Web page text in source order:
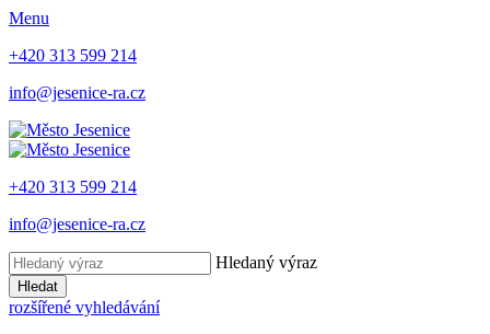
Menu
+420 313 599 214
info@jesenice-ra.cz
+420 313 599 214
info@jesenice-ra.cz
Hledaný výraz
Hledat
rozšířené vyhledávání